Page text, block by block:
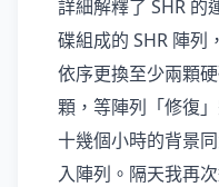
詳細解釋了 SHR 的
碟組成的 SHR 陣列
依序更換至少兩顆
顆，等陣列「修復
十幾個小時的背景
入陣列。隔天我再